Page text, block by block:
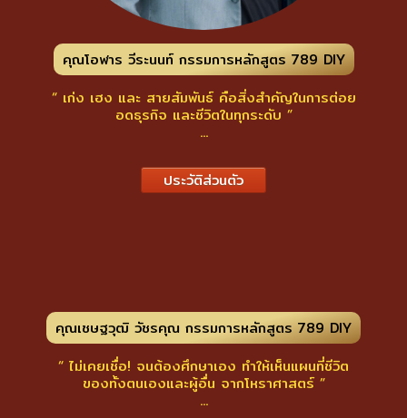
คุณโอฬาร วีระนนท์ กรรมการหลักสูตร 789 DIY
“ เก่ง เฮง และ สายสัมพันธ์ คือสิ่งสำคัญในการต่อย
อดธุรกิจ และชีวิตในทุกระดับ ”
...
ประวัติส่วนตัว
คุณเชษฐวุฒิ วัชรคุณ กรรมการหลักสูตร 789 DIY
“ ไม่เคยเชื่อ! จนต้องศึกษาเอง ทำให้เห็นแผนที่ชีวิต
ของทั้งตนเองและผู้อื่น จากโหราศาสตร์ ”
...